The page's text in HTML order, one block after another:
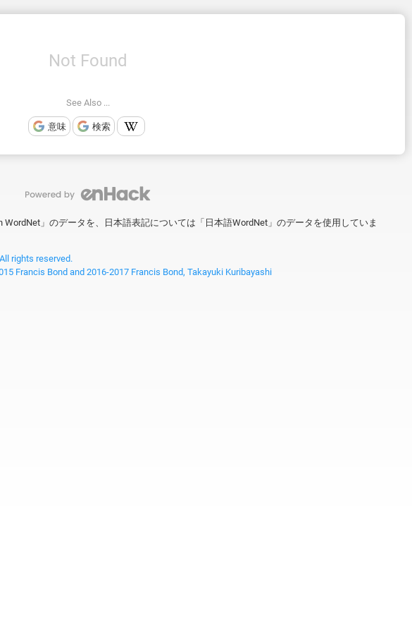
Not Found
See Also ...
意味 検索
」のデータを、日本語表記については「日本語WordNet」のデータを使用していま
rights reserved.
Francis Bond and 2016-2017 Francis Bond, Takayuki Kuribayashi